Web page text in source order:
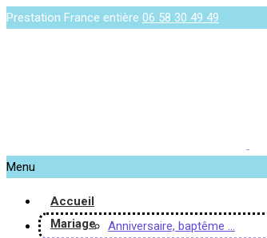
Prestation France entière 06 58 30 49 49
Menu
Accueil
Mariage
Anniversaire, baptême …